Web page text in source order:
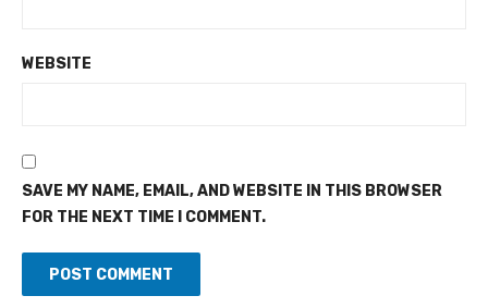
WEBSITE
SAVE MY NAME, EMAIL, AND WEBSITE IN THIS BROWSER
FOR THE NEXT TIME I COMMENT.